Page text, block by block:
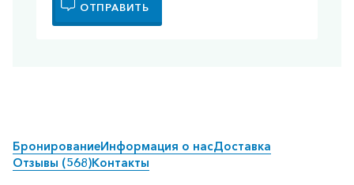
ОТПРАВИТЬ
БронированиеИнформация о насДоставка
Отзывы (568)Контакты